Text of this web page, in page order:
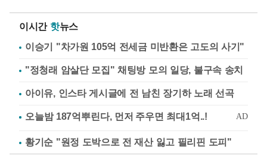
이시간 핫뉴스
이승기 "차가원 105억 전세금 미반환은 고도의 사기"
"정청래 암살단 모집" 채팅방 모의 일당, 불구속 송치
아이유, 인스타 게시글에 전 남친 장기하 노래 선곡
황기순 "원정 도박으로 전 재산 잃고 필리핀 도피"